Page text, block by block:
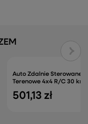
Auto Zdalnie Sterowane
Terenowe 4x4 R/C 30
501,13 zł